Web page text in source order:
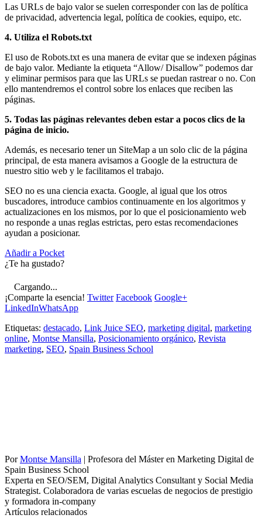
Las URLs de bajo valor se suelen corresponder con las de política
de privacidad, advertencia legal, política de cookies, equipo, etc.
4. Utiliza el Robots.txt
El uso de Robots.txt es una manera de evitar que se indexen páginas
de bajo valor. Mediante la etiqueta “Allow/ Disallow” podemos dar
y eliminar permisos para que las URLs se puedan rastrear o no. Con
ello mantendremos el control sobre los enlaces que reciben las
páginas.
5. Todas las páginas relevantes deben estar a pocos clics de la
página de inicio.
Además, es necesario tener un SiteMap a un solo clic de la página
principal, de esta manera avisamos a Google de la estructura de
nuestro sitio web y le facilitamos el trabajo.
SEO no es una ciencia exacta. Google, al igual que los otros
buscadores, introduce cambios continuamente en los algoritmos y
actualizaciones en los mismos, por lo que el posicionamiento web
no responde a unas reglas estrictas, pero estas recomendaciones
ayudan a posicionar.
Añadir a Pocket
¿Te ha gustado?
Cargando...
¡Comparte la esencia! Twitter Facebook Google+
LinkedInWhatsApp
Etiquetas: destacado, Link Juice SEO, marketing digital, marketing
online, Montse Mansilla, Posicionamiento orgánico, Revista
marketing, SEO, Spain Business School
PorMontse Mansilla | Profesora del Máster en Marketing Digital de
Spain Business School
Experta en SEO/SEM, Digital Analytics Consultant y Social Media
Strategist. Colaboradora de varias escuelas de negocios de prestigio
y formadora in-company
Artículos relacionados